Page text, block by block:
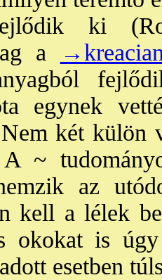
ki
a
egynek
két külön
~
az
kell a lélek
okokat is
esetben